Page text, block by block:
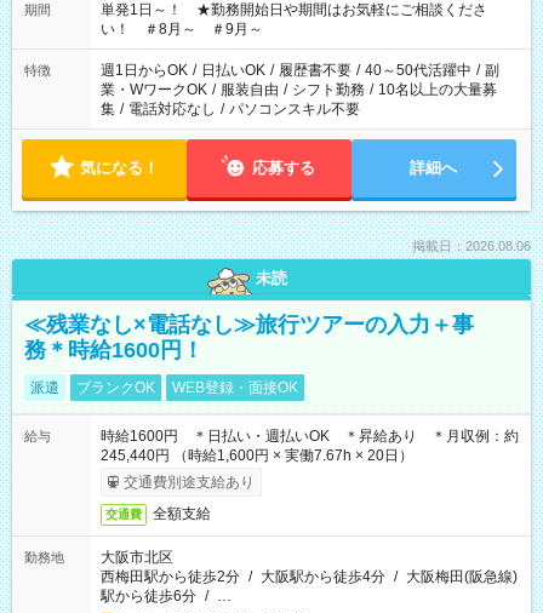
期間
単発1日～！ ★勤務開始日や期間はお気軽にご相談くださ
い！ ＃8月～ ＃9月～
特徴 週1日からOK / 日払いOK / 履歴書不要 / 40～50代活躍中 / 副
業・WワークOK / 服装自由 / シフト勤務 / 10名以上の大量募
集 / 電話対応なし / パソコンスキル不要
気になる！ 応募する 詳細へ
掲載日：2026.08.06
未読
≪残業なし×電話なし≫旅行ツアーの入力＋事
務＊時給1600円！
派遣 ブランクOK WEB登録・面接OK
給与
時給1600円 ＊日払い・週払いOK ＊昇給あり ＊月収例：約
245,440円 （時給1,600円 × 実働7.67h × 20日）
交通費別途支給あり
交通費 全額支給
勤務地
大阪市北区
西梅田駅から徒歩2分 / 大阪駅から徒歩4分 / 大阪梅田(阪急線)
駅から徒歩6分 / …